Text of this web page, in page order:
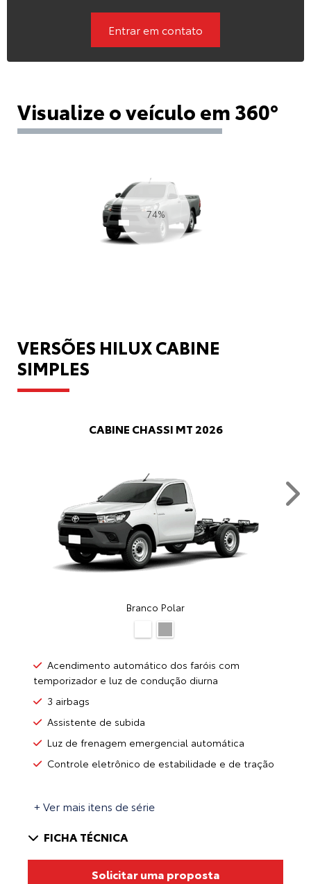
Entrar em contato
Visualize o veículo em 360°
77%
VERSÕES HILUX CABINE
SIMPLES
CABINE CHASSI MT 2026
Branco Polar
Acendimento automático dos faróis com
temporizador e luz de condução diurna
3 airbags
Assistente de subida
Luz de frenagem emergencial automática
Controle eletrônico de estabilidade e de tração
+ Ver mais itens de série
FICHA TÉCNICA
Solicitar uma proposta